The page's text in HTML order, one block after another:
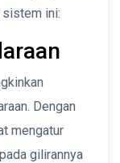
sistem ini:
Dengan
mengatur
gilirannya